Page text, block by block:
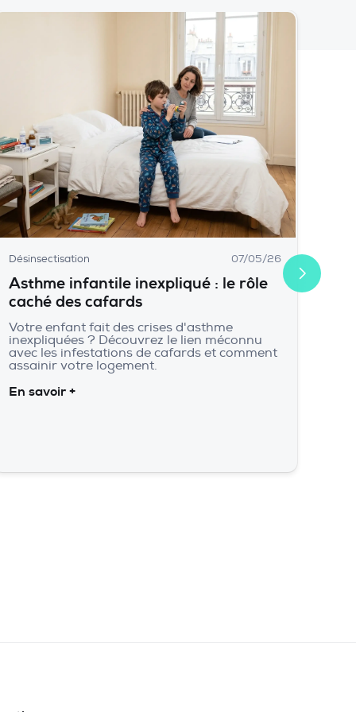
Désinsectisation 07/05/26
Asthme infantile inexpliqué : le rôle
caché des cafards
Votre enfant fait des crises d'asthme
inexpliquées ? Découvrez le lien méconnu
avec les infestations de cafards et comment
assainir votre logement.
En savoir +